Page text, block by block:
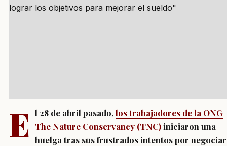
E l 28 de abril pasado,los trabajadores de la ONG
The Nature Conservancy (TNC)iniciaron una
huelga tras sus frustrados intentos por negociar